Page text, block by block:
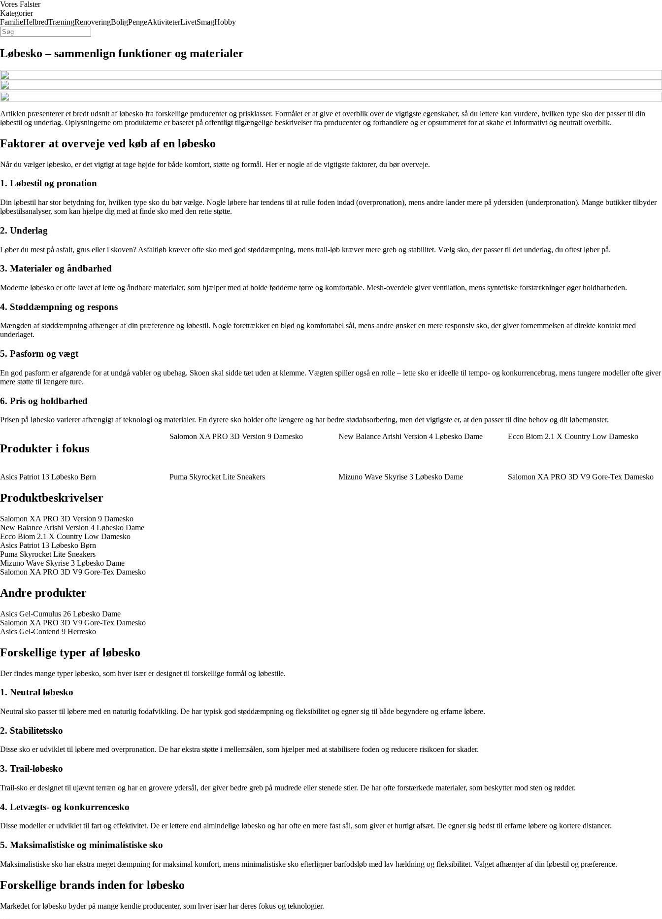
Vores Falster
Kategorier
FamilieHelbredTræningRenoveringBoligPengeAktiviteterLivetSmagHobby
Løbesko – sammenlign funktioner og materialer
Artiklen præsenterer et bredt udsnit af løbesko fra forskellige producenter og prisklasser. Formålet er at give et overblik over de vigtigste egenskaber, så du lettere kan vurdere, hvilken type sko der passer til din
løbestil og underlag. Oplysningerne om produkterne er baseret på offentligt tilgængelige beskrivelser fra producenter og forhandlere og er opsummeret for at skabe et informativt og neutralt overblik.
Faktorer at overveje ved køb af en løbesko
Når du vælger løbesko, er det vigtigt at tage højde for både komfort, støtte og formål. Her er nogle af de vigtigste faktorer, du bør overveje.
1. Løbestil og pronation
Din løbestil har stor betydning for, hvilken type sko du bør vælge. Nogle løbere har tendens til at rulle foden indad (overpronation), mens andre lander mere på ydersiden (underpronation). Mange butikker tilbyder
løbestilsanalyser, som kan hjælpe dig med at finde sko med den rette støtte.
2. Underlag
Løber du mest på asfalt, grus eller i skoven? Asfaltløb kræver ofte sko med god støddæmpning, mens trail-løb kræver mere greb og stabilitet. Vælg sko, der passer til det underlag, du oftest løber på.
3. Materialer og åndbarhed
Moderne løbesko er ofte lavet af lette og åndbare materialer, som hjælper med at holde fødderne tørre og komfortable. Mesh-overdele giver ventilation, mens syntetiske forstærkninger øger holdbarheden.
4. Støddæmpning og respons
Mængden af støddæmpning afhænger af din præference og løbestil. Nogle foretrækker en blød og komfortabel sål, mens andre ønsker en mere responsiv sko, der giver fornemmelsen af direkte kontakt med
underlaget.
5. Pasform og vægt
En god pasform er afgørende for at undgå vabler og ubehag. Skoen skal sidde tæt uden at klemme. Vægten spiller også en rolle – lette sko er ideelle til tempo- og konkurrencebrug, mens tungere modeller ofte giver
mere støtte til længere ture.
6. Pris og holdbarhed
Prisen på løbesko varierer afhængigt af teknologi og materialer. En dyrere sko holder ofte længere og har bedre stødabsorbering, men det vigtigste er, at den passer til dine behov og dit løbemønster.
Produkter i fokus
Salomon XA PRO 3D Version 9 Damesko New Balance Arishi Version 4 Løbesko Dame Ecco Biom 2.1 X Country Low Damesko
Asics Patriot 13 Løbesko Børn Puma Skyrocket Lite Sneakers Mizuno Wave Skyrise 3 Løbesko Dame Salomon XA PRO 3D V9 Gore-Tex Damesko
Produktbeskrivelser
Salomon XA PRO 3D Version 9 Damesko
New Balance Arishi Version 4 Løbesko Dame
Ecco Biom 2.1 X Country Low Damesko
Asics Patriot 13 Løbesko Børn
Puma Skyrocket Lite Sneakers
Mizuno Wave Skyrise 3 Løbesko Dame
Salomon XA PRO 3D V9 Gore-Tex Damesko
Andre produkter
Asics Gel-Cumulus 26 Løbesko Dame
Salomon XA PRO 3D V9 Gore-Tex Damesko
Asics Gel-Contend 9 Herresko
Forskellige typer af løbesko
Der findes mange typer løbesko, som hver især er designet til forskellige formål og løbestile.
1. Neutral løbesko
Neutral sko passer til løbere med en naturlig fodafvikling. De har typisk god støddæmpning og fleksibilitet og egner sig til både begyndere og erfarne løbere.
2. Stabilitetssko
Disse sko er udviklet til løbere med overpronation. De har ekstra støtte i mellemsålen, som hjælper med at stabilisere foden og reducere risikoen for skader.
3. Trail-løbesko
Trail-sko er designet til ujævnt terræn og har en grovere ydersål, der giver bedre greb på mudrede eller stenede stier. De har ofte forstærkede materialer, som beskytter mod sten og rødder.
4. Letvægts- og konkurrencesko
Disse modeller er udviklet til fart og effektivitet. De er lettere end almindelige løbesko og har ofte en mere fast sål, som giver et hurtigt afsæt. De egner sig bedst til erfarne løbere og kortere distancer.
5. Maksimalistiske og minimalistiske sko
Maksimalistiske sko har ekstra meget dæmpning for maksimal komfort, mens minimalistiske sko efterligner barfodsløb med lav hældning og fleksibilitet. Valget afhænger af din løbestil og præference.
Forskellige brands inden for løbesko
Markedet for løbesko byder på mange kendte producenter, som hver især har deres fokus og teknologier.